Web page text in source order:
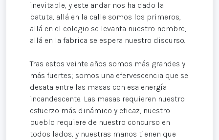
inevitable, y este andar nos ha dado la
batuta, allá en la calle somos los primeros,
allá en el colegio se levanta nuestro nombre,
allá en la fabrica se espera nuestro discurso.
Tras estos veinte años somos más grandes y
más fuertes; somos una efervescencia que se
desata entre las masas con esa energía
incandescente. Las masas requieren nuestro
esfuerzo más dinámico y eficaz, nuestro
pueblo requiere de nuestro concurso en
todos lados, y nuestras manos tienen que